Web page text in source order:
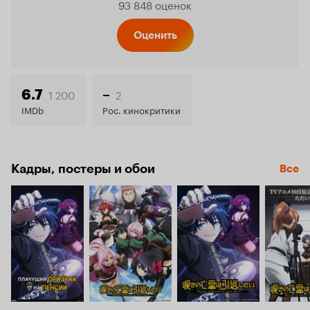
7.8
93 848 оценок
Оценить
6.7 1 200
IMDb
– 2
Рос. кинокритики
Кадры, постеры и обои Все